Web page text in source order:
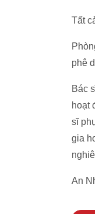
Tất
phê
Bác
hoạt
sĩ
gia
An